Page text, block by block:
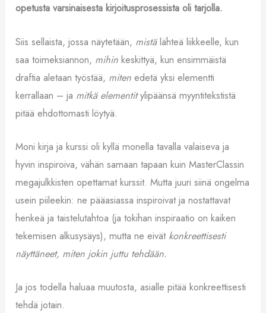
opetusta varsinaisesta kirjoitusprosessista oli tarjolla.
Siis sellaista, jossa näytetään, mistälähteä liikkeelle, kun
saa toimeksiannon, mihinkeskittyä, kun ensimmäistä
draftia aletaan työstää, mitenedetä yksi elementti
kerrallaan – ja mitkä elementitylipäänsä myyntitekstistä
pitää ehdottomasti löytyä.
Moni kirja ja kurssi oli kyllä monella tavalla valaiseva ja
hyvin inspiroiva, vähän samaan tapaan kuin MasterClassin
megajulkkisten opettamat kurssit. Mutta juuri siinä ongelma
usein piileekin: ne pääasiassa inspiroivat ja nostattavat
henkeä ja taistelutahtoa (ja tokihan inspiraatio on kaiken
tekemisen alkusysäys), mutta ne eivät konkreettisesti
näyttäneet, miten jokin juttu tehdään.
Ja jos todella haluaa muutosta, asialle pitää konkreettisesti
tehdä jotain.